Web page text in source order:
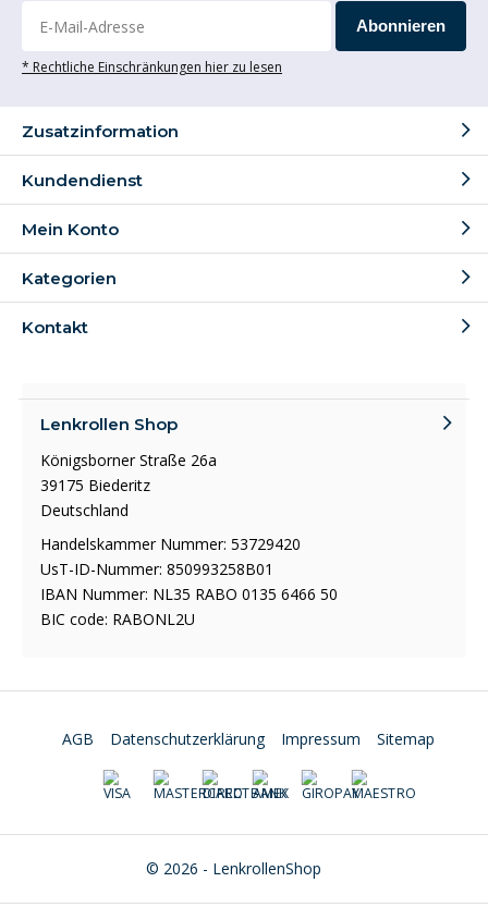
Abonnieren
* Rechtliche Einschränkungen hier zu lesen
Zusatzinformation
Kundendienst
Mein Konto
Kategorien
Kontakt
Lenkrollen Shop
Königsborner Straße 26a
39175 Biederitz
Deutschland
Handelskammer Nummer: 53729420
UsT-ID-Nummer: 850993258B01
IBAN Nummer: NL35 RABO 0135 6466 50
BIC code: RABONL2U
© 2026 - LenkrollenShop
AGB Datenschutzerklärung Impressum Sitemap